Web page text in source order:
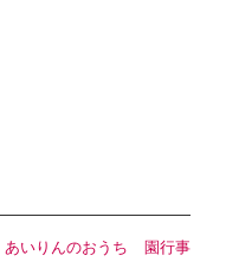
あいりんのおうち 園行事